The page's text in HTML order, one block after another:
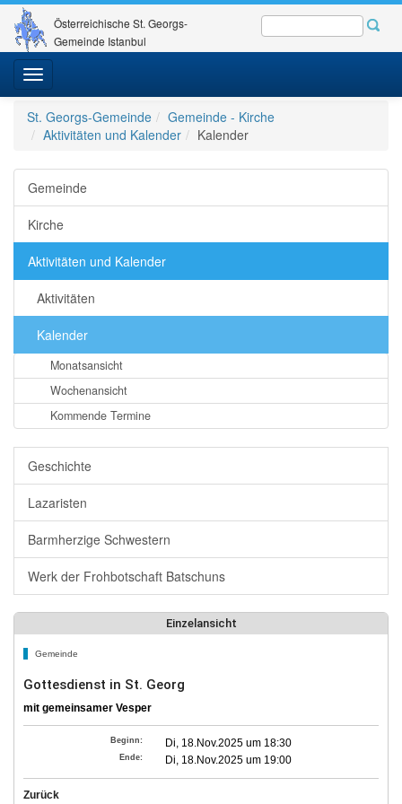
Österreichische St. Georgs-
Gemeinde Istanbul
Toggle
navigation
St. Georgs-Gemeinde
Gemeinde - Kirche
Aktivitäten und Kalender
Kalender
Gemeinde
Kirche
Aktivitäten und Kalender
Aktivitäten
Kalender
Monatsansicht
Wochenansicht
Kommende Termine
Geschichte
Lazaristen
Barmherzige Schwestern
Werk der Frohbotschaft Batschuns
Einzelansicht
Gemeinde
Gottesdienst in St. Georg
mit gemeinsamer Vesper
Beginn: Di, 18.Nov.2025 um 18:30
Ende: Di, 18.Nov.2025 um 19:00
Zurück